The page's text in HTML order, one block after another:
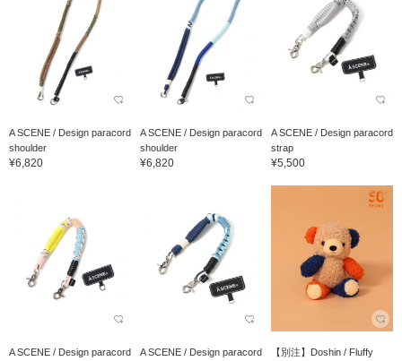
A SCENE / Design paracord
shoulder
¥6,820
A SCENE / Design paracord
shoulder
¥6,820
A SCENE / Design paracord
strap
¥5,500
A SCENE / Design paracord
A SCENE / Design paracord
【別注】Doshin / Fluffy